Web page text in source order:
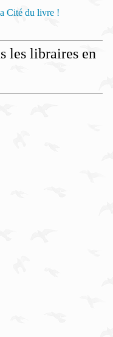
Cité du livre !
les libraires en